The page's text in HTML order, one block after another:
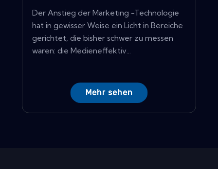
Der Anstieg der Marketing -Technologie
hat in gewisser Weise ein Licht in Bereiche
gerichtet, die bisher schwer zu messen
waren: die Medieneffektiv...
Mehr sehen